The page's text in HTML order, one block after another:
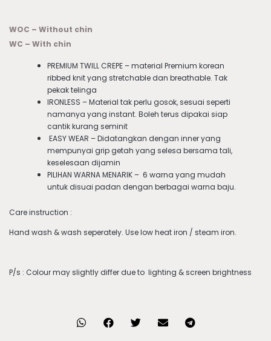
WOC – Without chin
WC – With chin
PREMIUM TWILL CREPE – material Premium korean
ribbed knit yang stretchable dan breathable. Tak
pekak telinga
IRONLESS – Material tak perlu gosok, sesuai seperti
namanya yang instant. Boleh terus dipakai siap
cantik kurang seminit
EASY WEAR – Didatangkan dengan inner yang
mempunyai grip getah yang selesa bersama tali,
keselesaan dijamin
PILIHAN WARNA MENARIK – 6 warna yang mudah
untuk disuai padan dengan berbagai warna baju.
Care instruction :
Hand wash & wash seperately. Use low heat iron / steam iron.
P/s : Colour may slightly differ due to lighting & screen brightness